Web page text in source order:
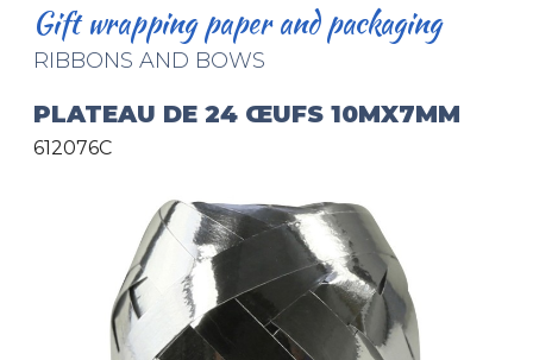
Handicraft
Pencil cases & Leather goods
FIND OUR COLLECTIONS
All the collections
Gift wrapping paper and packaging
RIBBONS AND BOWS
PLATEAU DE 24 ŒUFS 10MX7MM
612076C